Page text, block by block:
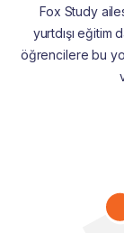
Fox Study
yurtdışı eğitim
öğrencilere bu